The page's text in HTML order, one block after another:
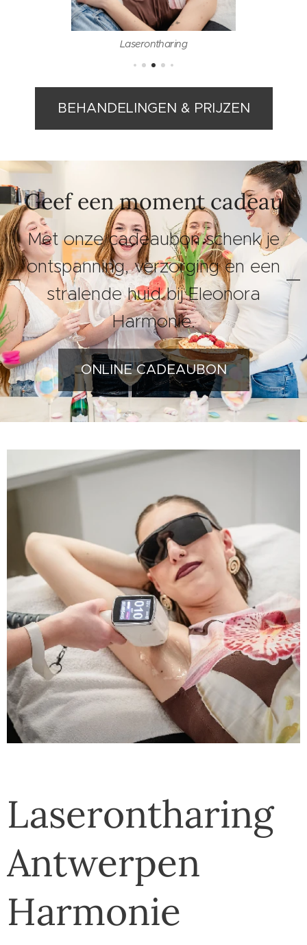
Laserontharing
BEHANDELINGEN & PRIJZEN
Geef een moment cadeau
Met onze cadeaubon schenk je
ontspanning, verzorging en een
stralende huid bij Eleonora
Harmonie.
ONLINE CADEAUBON
Laserontharing
Antwerpen
Harmonie